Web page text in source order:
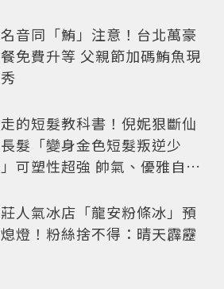
音同「鮪」注意！台北萬豪
免費升等 父親節加碼鮪魚現
的短髮教科書！倪妮狠斷仙
髮「變身金色短髮叛逆少
可塑性超強 帥氣、優雅自由
人氣冰店「龍安粉條冰」預
燈！粉絲捨不得：晴天霹靂